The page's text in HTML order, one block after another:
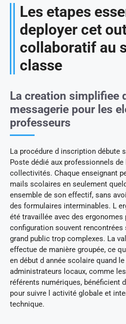
Les etapes
deployer cet
collaboratif au
classe
La creation simplifiee
messagerie pour les
professeurs
La procédure d inscription débute
Poste dédié aux professionnels
collectivités. Chaque enseignant
mails scolaires en seulement
ensemble de son effectif, sans
des formulaires interminables. L
été travaillée avec des
configuration souvent rencontrées
grand public trop complexes. La
effectue de manière groupée, ce
en début d année scolaire quand
administrateurs locaux, comme
référents numériques, bénéficient
pour suivre l activité globale et
technique.